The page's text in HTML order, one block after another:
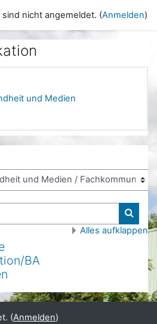
sind nicht angemeldet. (Anmelden)
und Medien
Kurse
Alles aufklappen
BA
(Anmelden)